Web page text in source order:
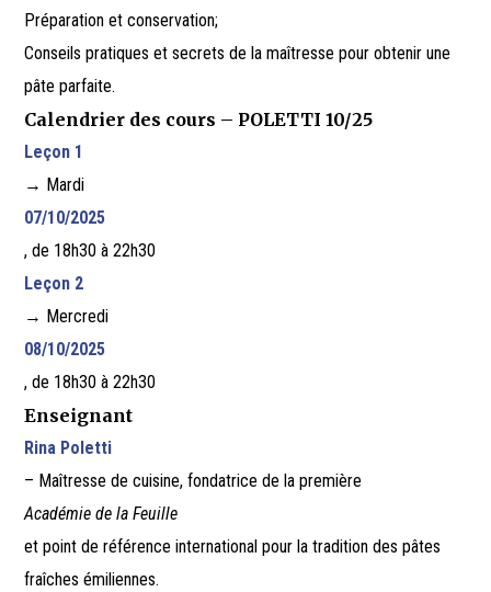
Préparation et conservation;
Conseils pratiques et secrets de la maîtresse pour obtenir une
pâte parfaite.
Calendrier des cours – POLETTI 10/25
Leçon 1
→ Mardi
07/10/2025
, de 18h30 à 22h30
Leçon 2
→ Mercredi
08/10/2025
, de 18h30 à 22h30
Enseignant
Rina Poletti
– Maîtresse de cuisine, fondatrice de la première
Académie de la Feuille
et point de référence international pour la tradition des pâtes
fraîches émiliennes.